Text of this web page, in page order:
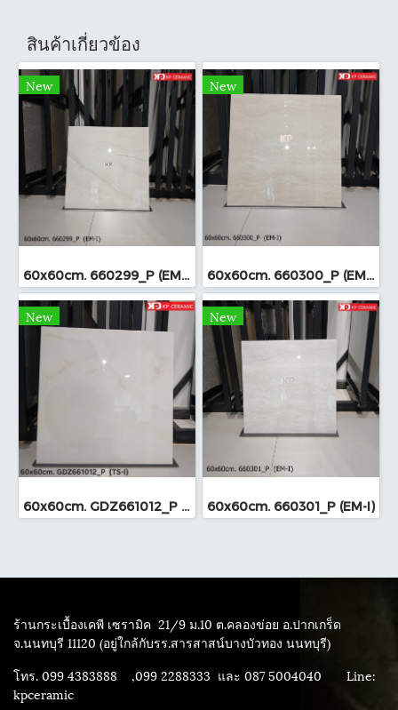
สินค้าเกี่ยวข้อง
New
60x60cm. 660299_P (EM-I)
New
60x60cm. 660300_P (EM-I)
New
60x60cm. GDZ661012_P (TS-I)
New
60x60cm. 660301_P (EM-I)
ร้านกระเบื้องเคพี เซรามิค 21/9 ม.10 ต.คลองข่อย อ.ปากเกร็ด
จ.นนทบุรี 11120 (อยู่ใกล้กับรร.สารสาสน์บางบัวทอง นนทบุรี)
โทร. 099 4383888 ,099 2288333 และ 087 5004040 Line:
kpceramic